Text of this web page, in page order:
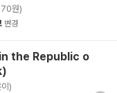
원)
변경
the Republic o
)